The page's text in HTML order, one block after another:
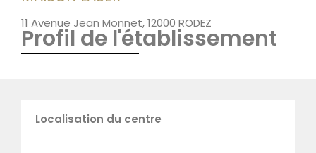
11 Avenue Jean Monnet, 12000 RODEZ
Profil de l'établissement
Localisation du centre